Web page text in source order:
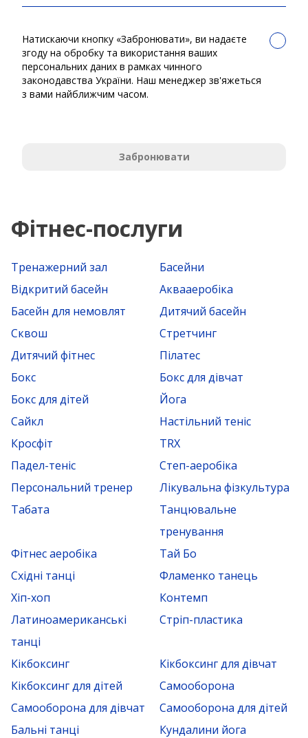
Натискаючи кнопку «Забронювати», ви надаєте
згоду на обробку та використання ваших
персональних даних в рамках чинного
законодавства України. Наш менеджер зв'яжеться
з вами найближчим часом.
Забронювати
Фітнес-послуги
Тренажерний зал
Басейни
Відкритий басейн
Аквааеробіка
Басейн для немовлят
Дитячий басейн
Сквош
Стретчинг
Дитячий фітнес
Пілатес
Бокс
Бокс для дівчат
Бокс для дітей
Йога
Сайкл
Настільний теніс
Кросфіт
TRX
Падел-теніс
Степ-аеробіка
Персональний тренер
Лікувальна фізкультура
Табата
Танцювальне
тренування
Фітнес аеробіка
Тай Бо
Східні танці
Фламенко танець
Хіп-хоп
Контемп
Латиноамериканські
танці
Стріп-пластика
Кікбоксинг
Кікбоксинг для дівчат
Кікбоксинг для дітей
Самооборона
Самооборона для дівчат
Самооборона для дітей
Бальні танці
Кундалини йога